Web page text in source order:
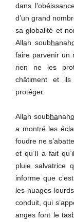
dans
d’un grand
sa globalité et
Allah soubhanah
faire parvenir un
rien ne les
châtiment et ils
protéger.
Allah soubhanah
a montré les
foudre ne
et qu’Il a fait
pluie salvatrice
informe que
les nuages
conduit, qui
anges font le